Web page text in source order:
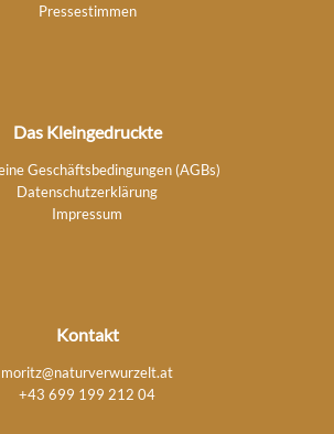
Pressestimmen
Das Kleingedruckte
Geschäftsbedingungen (AGBs)
Datenschutzerklärung
Impressum
Kontakt
moritz@naturverwurzelt.at
+43 699 199 212 04